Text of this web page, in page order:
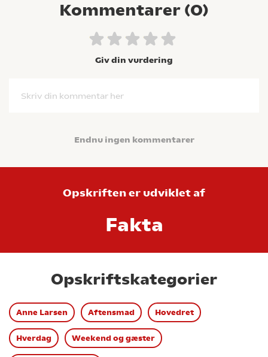
Kommentarer (0)
Giv din vurdering
Skriv din kommentar her
Endnu ingen kommentarer
Opskriften er udviklet af
Fakta
Opskriftskategorier
Anne Larsen Aftensmad Hovedret
Hverdag Weekend og gæster